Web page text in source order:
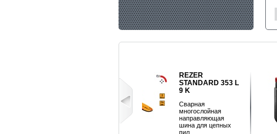
STANDARD 353 L
LUBRIMAX